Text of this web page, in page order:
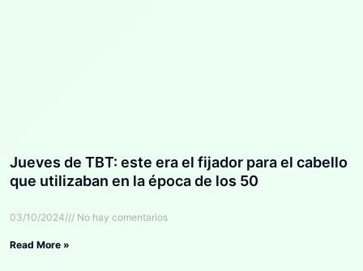
Jueves de TBT: este era el fijador para el cabello
que utilizaban en la época de los 50
03/10/2024 No hay comentarios
Read More »